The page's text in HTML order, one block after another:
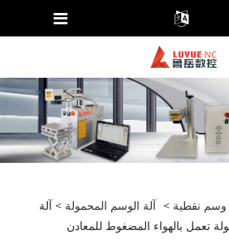
وسم نقطية > آلة الوسم المحمولة > آلة
تعمل بالهواء المضغوط للمعادن